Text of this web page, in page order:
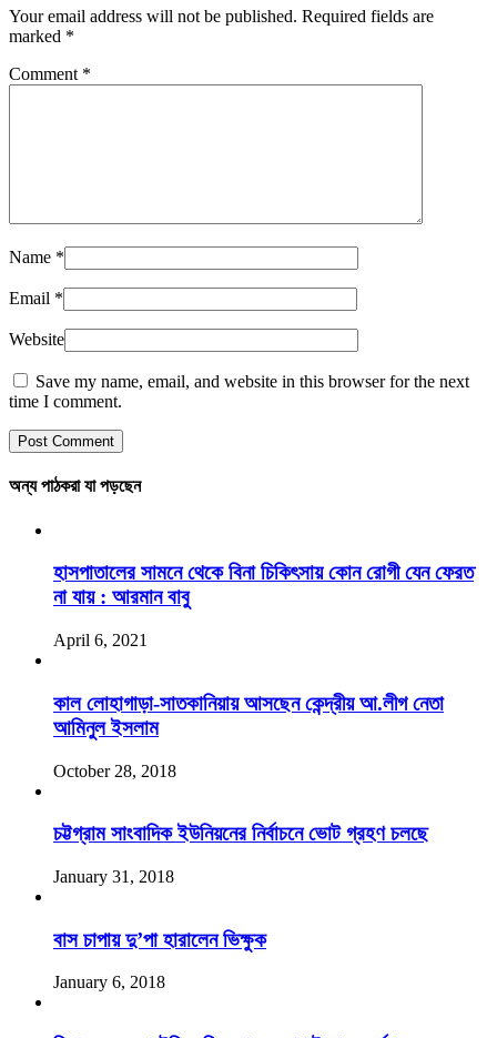
Your email address will not be published. Required fields are
marked *
Comment *
Name *
Email *
Website
Save my name, email, and website in this browser for the next
time I comment.
অন্য পাঠকরা যা পড়ছেন
হাসপাতালের সামনে থেকে বিনা চিকিৎসায় কোন রোগী যেন ফেরত
না যায় : আরমান বাবু
April 6, 2021
কাল লোহাগাড়া-সাতকানিয়ায় আসছেন কেন্দ্রীয় আ.লীগ নেতা
আমিনুল ইসলাম
October 28, 2018
চট্টগ্রাম সাংবাদিক ইউনিয়নের নির্বাচনে ভোট গ্রহণ চলছে
January 31, 2018
বাস চাপায় দু’পা হারালেন ভিক্ষুক
January 6, 2018